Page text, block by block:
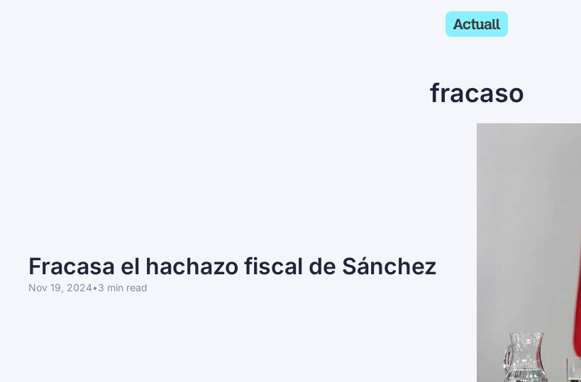
fracaso
Fracasa el hachazo fiscal de Sánchez
Nov 19, 2024•3 min read